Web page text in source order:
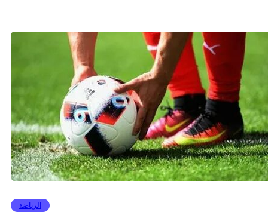
الرياضة